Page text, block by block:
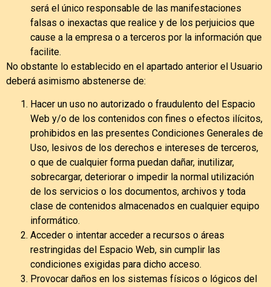
será el único responsable de las manifestaciones
falsas o inexactas que realice y de los perjuicios que
cause a la empresa o a terceros por la información que
facilite.
No obstante lo establecido en el apartado anterior el Usuario
deberá asimismo abstenerse de:
Hacer un uso no autorizado o fraudulento del Espacio
Web y/o de los contenidos con fines o efectos ilícitos,
prohibidos en las presentes Condiciones Generales de
Uso, lesivos de los derechos e intereses de terceros,
o que de cualquier forma puedan dañar, inutilizar,
sobrecargar, deteriorar o impedir la normal utilización
de los servicios o los documentos, archivos y toda
clase de contenidos almacenados en cualquier equipo
informático.
Acceder o intentar acceder a recursos o áreas
restringidas del Espacio Web, sin cumplir las
condiciones exigidas para dicho acceso.
Provocar daños en los sistemas físicos o lógicos del